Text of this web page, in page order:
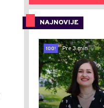
NAJNOVIJE
100!
Pre 3 min